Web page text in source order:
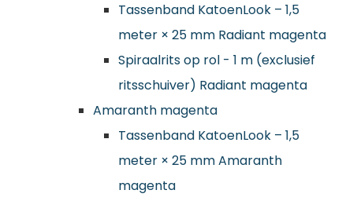
Tassenband KatoenLook – 1,5
meter × 25 mm Radiant magenta
Spiraalrits op rol - 1 m (exclusief
ritsschuiver) Radiant magenta
Amaranth magenta
Tassenband KatoenLook – 1,5
meter × 25 mm Amaranth
magenta